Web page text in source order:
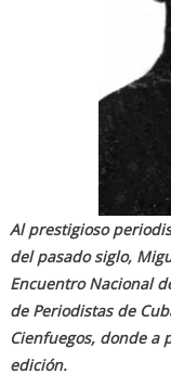
Al prestigioso
del pasado siglo,
Encuentro Nacional
de Periodistas de
Cienfuegos, donde a
edición.